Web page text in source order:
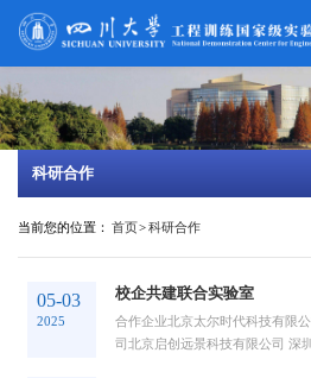
科研合作
当前您的位置： 首页>科研合作
05-03
2025
校企共建联合实验室
合作企业北京太尔时代科技有限
司北京启创远景科技有限公司 深